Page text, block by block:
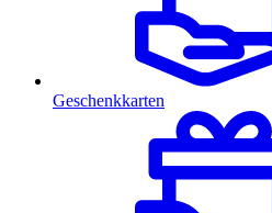
Geschenkkarten